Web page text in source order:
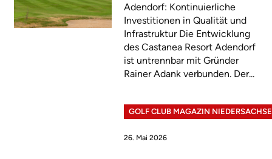
Adendorf: Kontinuierliche
Investitionen in Qualität und
Infrastruktur Die Entwicklung
des Castanea Resort Adendorf
ist untrennbar mit Gründer
Rainer Adank verbunden. Der...
GOLF CLUB MAGAZIN
26. Mai 2026